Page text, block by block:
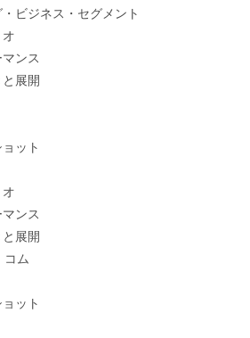
ビジネス・セグメント
ンス
展開
ット
ンス
展開
コム
ット